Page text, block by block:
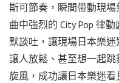
斯可節奏，瞬間帶動現
曲中強烈的 City Pop 律
默談吐，讓現場日本樂
讓人放鬆、甚至想一起
旋風，成功讓日本樂迷